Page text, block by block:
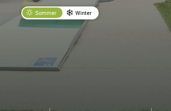
Sommer Winter